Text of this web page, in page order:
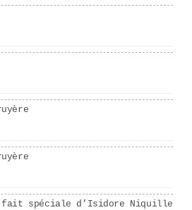
fait spéciale d’Isidore Niquille